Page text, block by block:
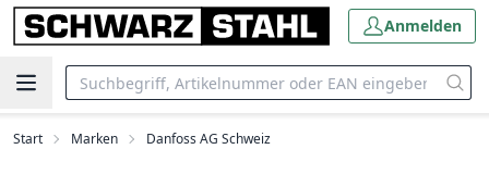
Anmelden
Start Marken Danfoss AG Schweiz